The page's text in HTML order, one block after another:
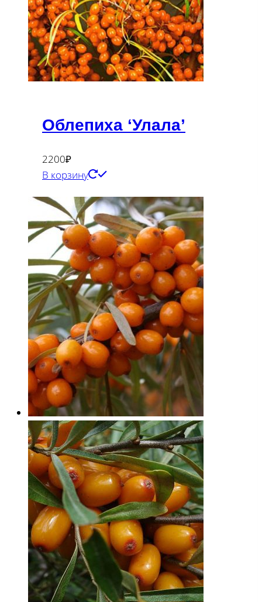
Облепиха ‘Улала’
2200₽
В корзину